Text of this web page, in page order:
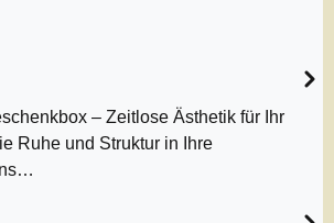
– Zeitlose Ästhetik für Ihr
Ruhe und Struktur in Ihre